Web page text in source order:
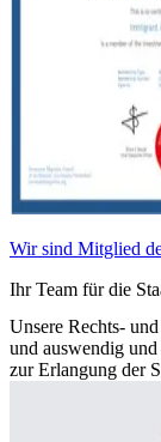
Wir sind Mitglied
Ihr Team für die
Unsere Rechts-
und auswendig
zur Erlangung der